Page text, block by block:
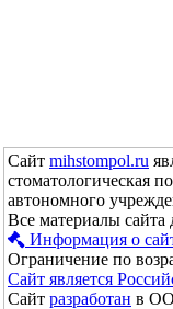
Сайт mihstompol.ru
стоматологическая
автономного
Все материалы
Информация о
Ограничение по
Сайт является
Сайт разработан в